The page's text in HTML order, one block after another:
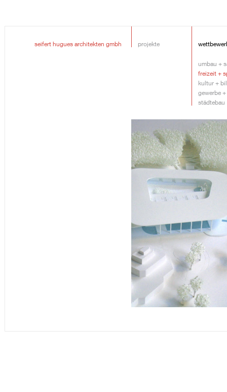
seifert hugues architekten gmbh projekte
umbau +
freizeit +
kultur +
gewerbe
städtebau